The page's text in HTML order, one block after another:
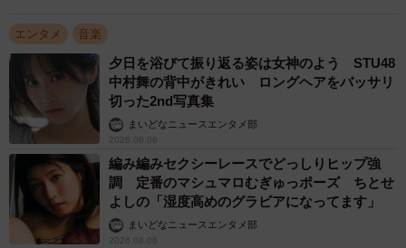
その他、L.A.に住んでいた頃に交流があったYOSHIKI率い
るX JAPAN、昔から憧れの存在であることを公にしている
BOØWYや、和田アキ子、中森明菜、工藤静香、DA
PUMP、氷川きよしらの名曲がずらり。
浜崎はオフィシャルTikTokの開設や、YouTubeへのフル尺
ライブ動画の無料公開、歴代ライブで歌唱した「M」や「A
Song for ××」イッキ見動画公開など“おうち時間用”コンテン
エンタメ 音楽
夕日を浴びて振り返る姿は女神のよう STU48
中村舞の背中がきれい ロングヘアをバッサリ
切った2nd写真集
まいどなニュースエンタメ部
2026.08.06
編み編みセクシーレースでどっしりヒップ強
調 定番のマシュマロむぎゅっポーズ ちとせ
よしの「湿度高めのグラビアになってます」
まいどなニュースエンタメ部
2026.08.06